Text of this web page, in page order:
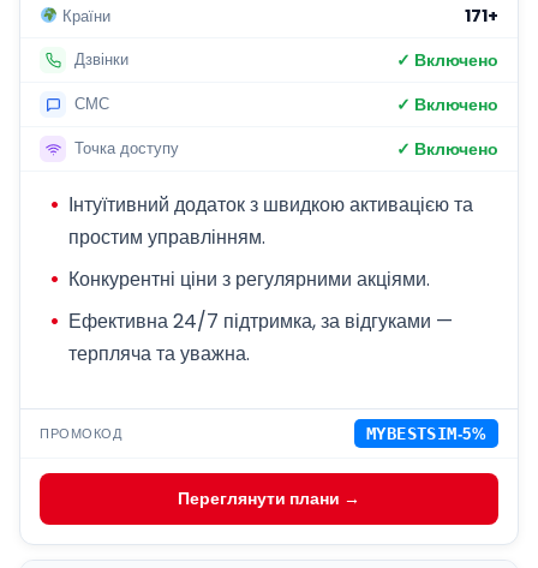
Країни 171+
Дзвінки ✓ Включено
СМС ✓ Включено
Точка доступу ✓ Включено
Інтуїтивний додаток з швидкою активацією та
простим управлінням.
Конкурентні ціни з регулярними акціями.
Ефективна 24/7 підтримка, за відгуками —
терпляча та уважна.
ПРОМОКОД MYBESTSIM-5%
Переглянути плани →